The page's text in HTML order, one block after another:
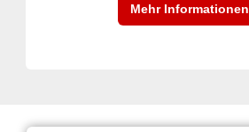
Mehr Informationen